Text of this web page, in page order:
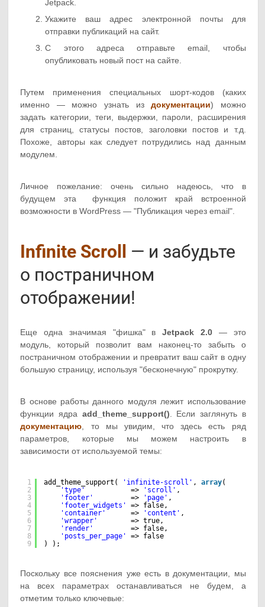
Jetpack.
Укажите ваш адрес электронной почты для
отправки публикаций на сайт.
С этого адреса отправьте email, чтобы
опубликовать новый пост на сайте.
Путем применения специальных шорт-кодов (каких
именно — можно узнать издокументации) можно
задать категории, теги, выдержки, пароли, расширения
для страниц, статусы постов, заголовки постов и т.д.
Похоже, авторы как следует потрудились над данным
модулем.
Личное пожелание: очень сильно надеюсь, что в
будущем эта функция положит край встроенной
возможности в WordPress — "Публикация через email".
Infinite Scroll
— и забудьте
о постраничном
отображении!
Еще одна значимая "фишка" вJetpack 2.0 — это
модуль, который позволит вам наконец-то забыть о
постраничном отображении и превратит ваш сайт в одну
большую страницу, используя "бесконечную" прокрутку.
В основе работы данного модуля лежит использование
функции ядра add_theme_support() . Если заглянуть в
документацию , то мы увидим, что здесь есть ряд
параметров, которые мы можем настроить в
зависимости от используемой темы:
1
2
3
4
5
6
7
8
9
add_theme_support( 'infinite-scroll' , array(
'type'
=> 'scroll' ,
'footer'
=> 'page' ,
'footer_widgets'
=> false,
'container'
=> 'content' ,
'wrapper'
=> true,
'render'
=> false,
'posts_per_page'
=> false
) );
Поскольку все пояснения уже есть в документации, мы
на всех параметрах останавливаться не будем, а
отметим только ключевые: